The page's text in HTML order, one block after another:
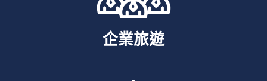
企業旅遊